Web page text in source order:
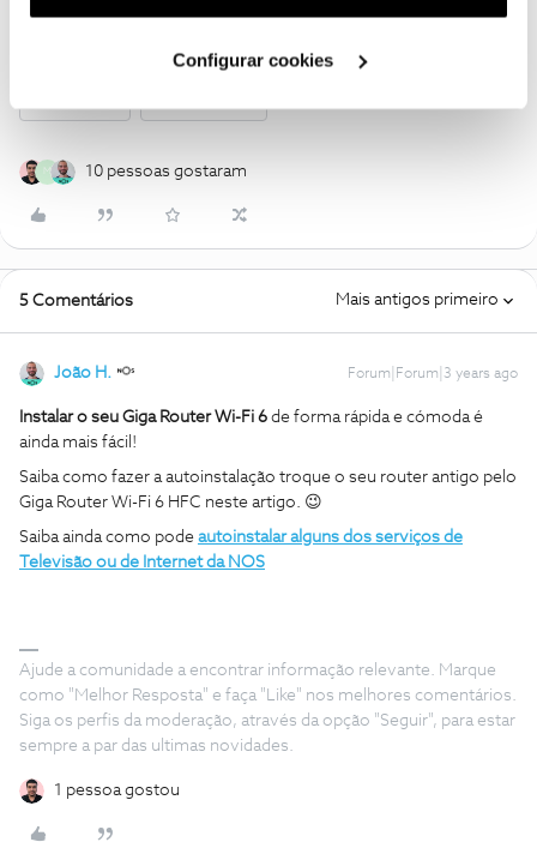
utilização dos cookies clicando em "Configurar
Configurar cookies
Instalar GiGa Router Autoinstalação GiGA Router
M 10 pessoas gostaram
5 Comentários Mais antigos primeiro
João H. Forum|Forum|3 years ago
Instalar o seu Giga Router Wi-Fi 6 de forma rápida e cómoda é
ainda mais fácil!
Saiba como fazer a autoinstalação troque o seu router antigo pelo
Giga Router Wi-Fi 6 HFC neste artigo. 😉
Saiba ainda como pode autoinstalar alguns dos serviços de
Televisão ou de Internet da NOS
Ajude a comunidade a encontrar informação relevante. Marque
como "Melhor Resposta" e faça "Like" nos melhores comentários.
Siga os perfis da moderação, através da opção "Seguir", para estar
sempre a par das ultimas novidades.
1 pessoa gostou